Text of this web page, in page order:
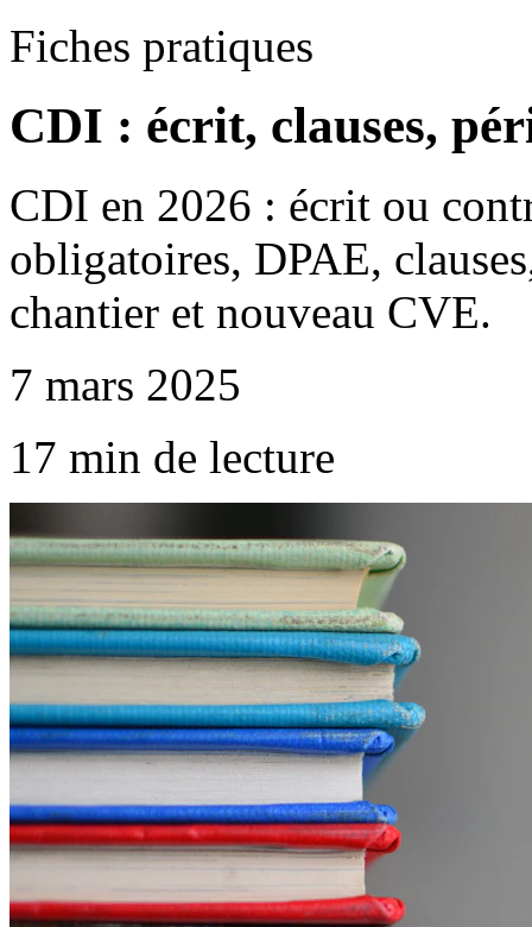
Fiches pratiques
CDI : écrit, clauses,
CDI en 2026 : écrit ou
obligatoires, DPAE,
chantier et nouveau CVE.
7 mars 2025
17 min de lecture